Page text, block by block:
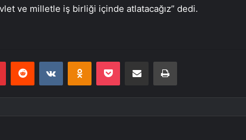
ve milletle iş birliği içinde atlatacağız” dedi.
PinterestReddit VKontakteOdnoklassniki
Pocket E-Posta ile paylaş Yazdır